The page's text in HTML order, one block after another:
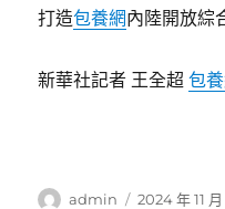
打造包養網內陸開放綜
新華社記者 王全超包
作
admin
發
2024 年 11 月